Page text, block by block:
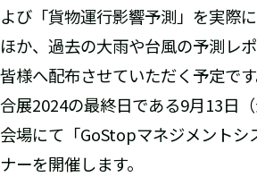
よび「貨物運行影響予測」を実際
ほか、過去の大雨や台風の予測レ
皆様へ配布させていただく予定で
合展2024の最終日である9月13日
会場にて「GoStopマネジメントシ
ナーを開催します。